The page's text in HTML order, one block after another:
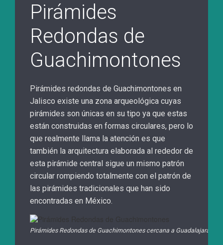
Pirámides
Redondas de
Guachimontones
Pirámides redondas de Guachimontones en
Jalisco existe una zona arqueológica cuyas
pirámides son únicas en su tipo ya que estas
están construidas en formas circulares, pero lo
que realmente llama la atención es que
también la arquitectura elaborada al rededor de
esta pirámide central sigue un mismo patrón
circular rompiendo totalmente con el patrón de
las pirámides tradicionales que han sido
encontradas en México.
Pirámides Redondas de Guachimontones cercana a Guadalajara